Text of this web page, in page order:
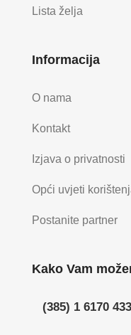
Lista želja
Informacija
O nama
Kontakt
Izjava o privatnosti
Opći uvjeti
Postanite partner
Kako Vam
(385) 1 6170 433